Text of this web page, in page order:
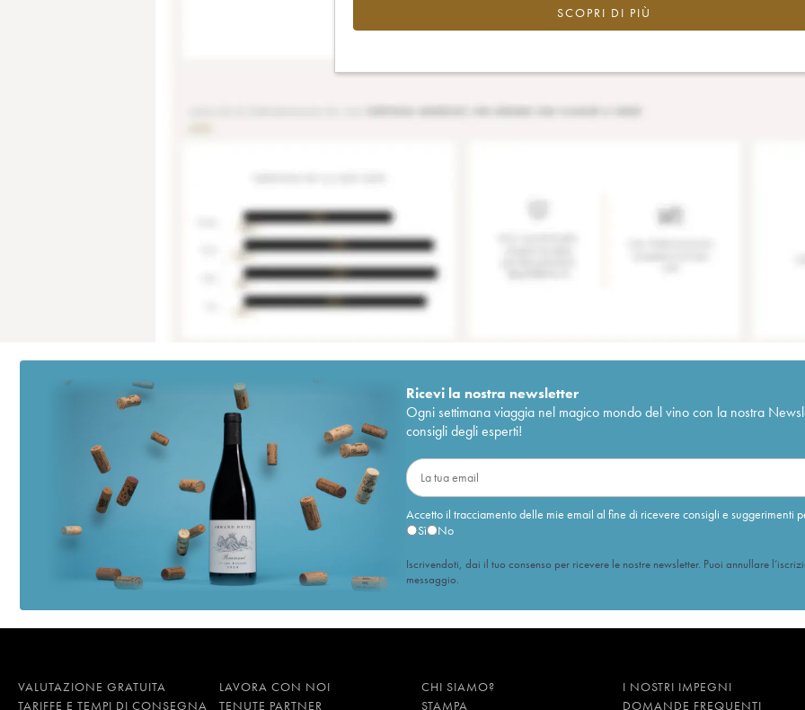
SCOPRI DI PIÙ
Ricevi la nostra newsletter
Ogni settimana viaggia nel magico mondo del vino con la nostra
consigli degli esperti!
Accetto il tracciamento delle mie email al fine di ricevere consigli e suggerimenti
Sì
No
Iscrivendoti, dai il tuo consenso per ricevere le nostre newsletter. Puoi annullare
messaggio.
VALUTAZIONE GRATUITA LAVORA CON NOI CHI SIAMO?
I NOSTRI IMPEGNI
TARIFFE E TEMPI DI CONSEGNA
TENUTE PARTNER STAMPA DOMANDE FREQUENTI